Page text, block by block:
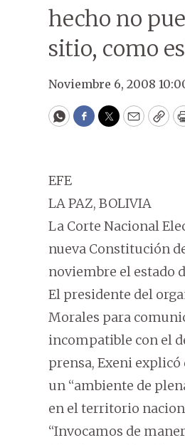
hecho no
sitio, como
Noviembre 6, 2008
WhatsApp
Facebook
Twitter
Email
EFE
LA PAZ, BOLIVIA
La Corte Nacional
nueva Constitución
noviembre el estado
El presidente del
Morales para
incompatible con el
prensa, Exeni
un “ambiente de
en el territorio
“Invocamos de